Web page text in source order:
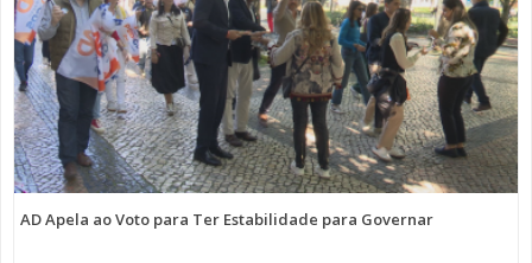
AD Apela ao Voto para Ter Estabilidade para Governar